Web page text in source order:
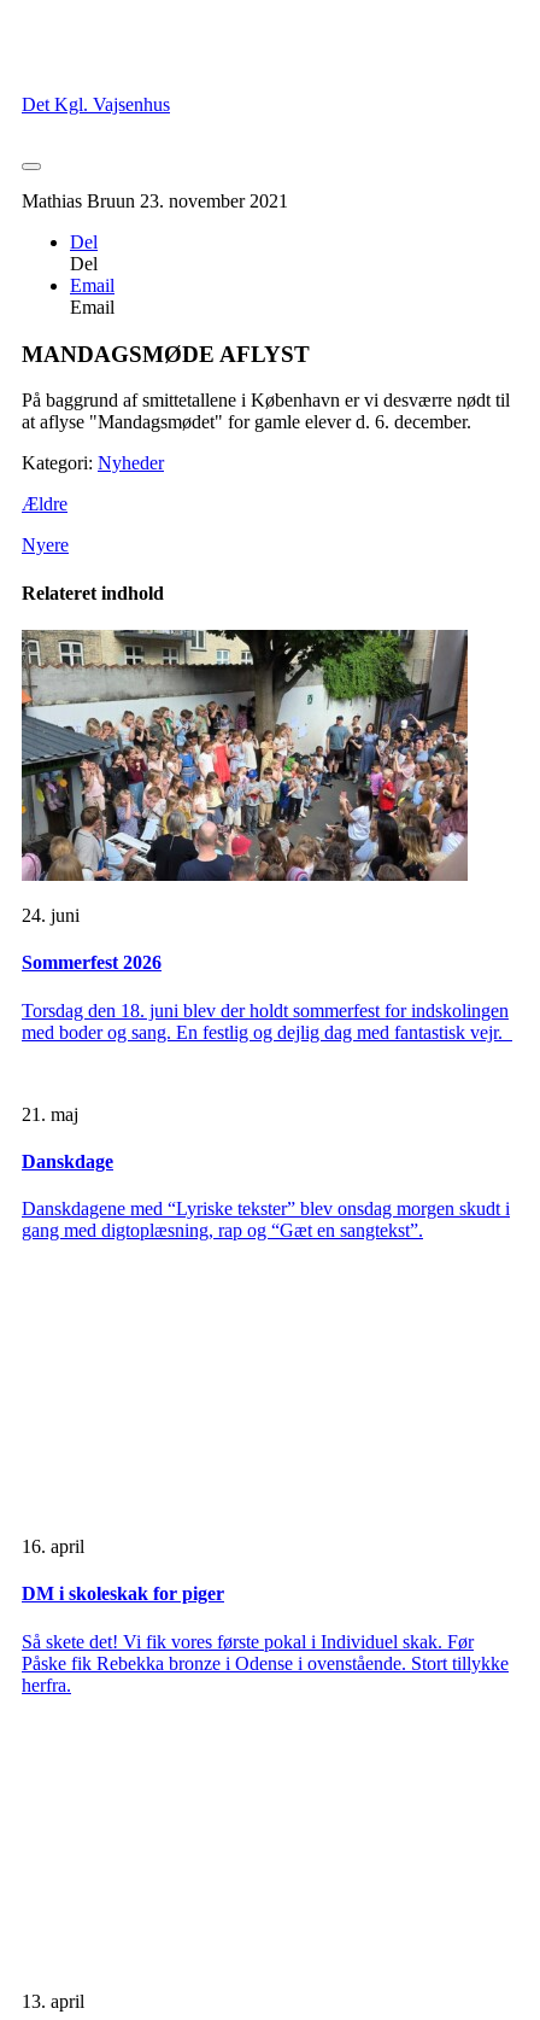
Det Kgl. Vajsenhus
Mathias Bruun 23. november 2021
Del
Del
Email
Email
MANDAGSMØDE AFLYST
På baggrund af smittetallene i København er vi desværre nødt til
at aflyse "Mandagsmødet" for gamle elever d. 6. december.
Kategori: Nyheder
Ældre
Nyere
Relateret indhold
24. juni
Sommerfest 2026
Torsdag den 18. juni blev der holdt sommerfest for indskolingen
med boder og sang. En festlig og dejlig dag med fantastisk vejr.
21. maj
Danskdage
Danskdagene med “Lyriske tekster” blev onsdag morgen skudt i
gang med digtoplæsning, rap og “Gæt en sangtekst”.
16. april
DM i skoleskak for piger
Så skete det! Vi fik vores første pokal i Individuel skak. Før
Påske fik Rebekka bronze i Odense i ovenstående. Stort tillykke
herfra.
13. april